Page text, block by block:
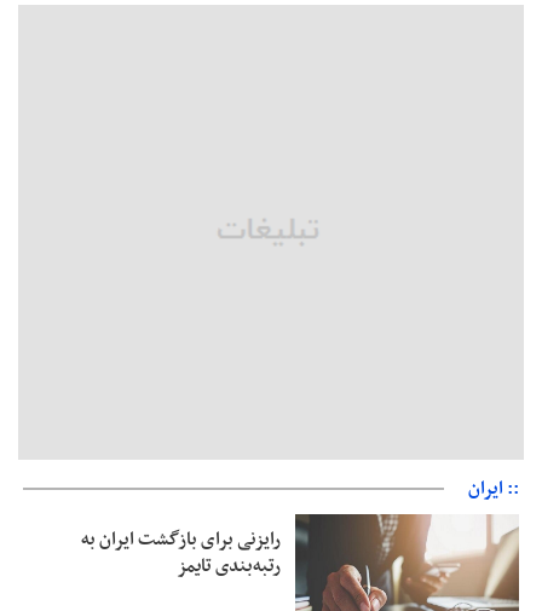
امیر اکرمی‌نیا: ارتش کاملاً آماده است
:: ایران
رایزنی برای بازگشت ایران به
رتبه‌بندی تایمز